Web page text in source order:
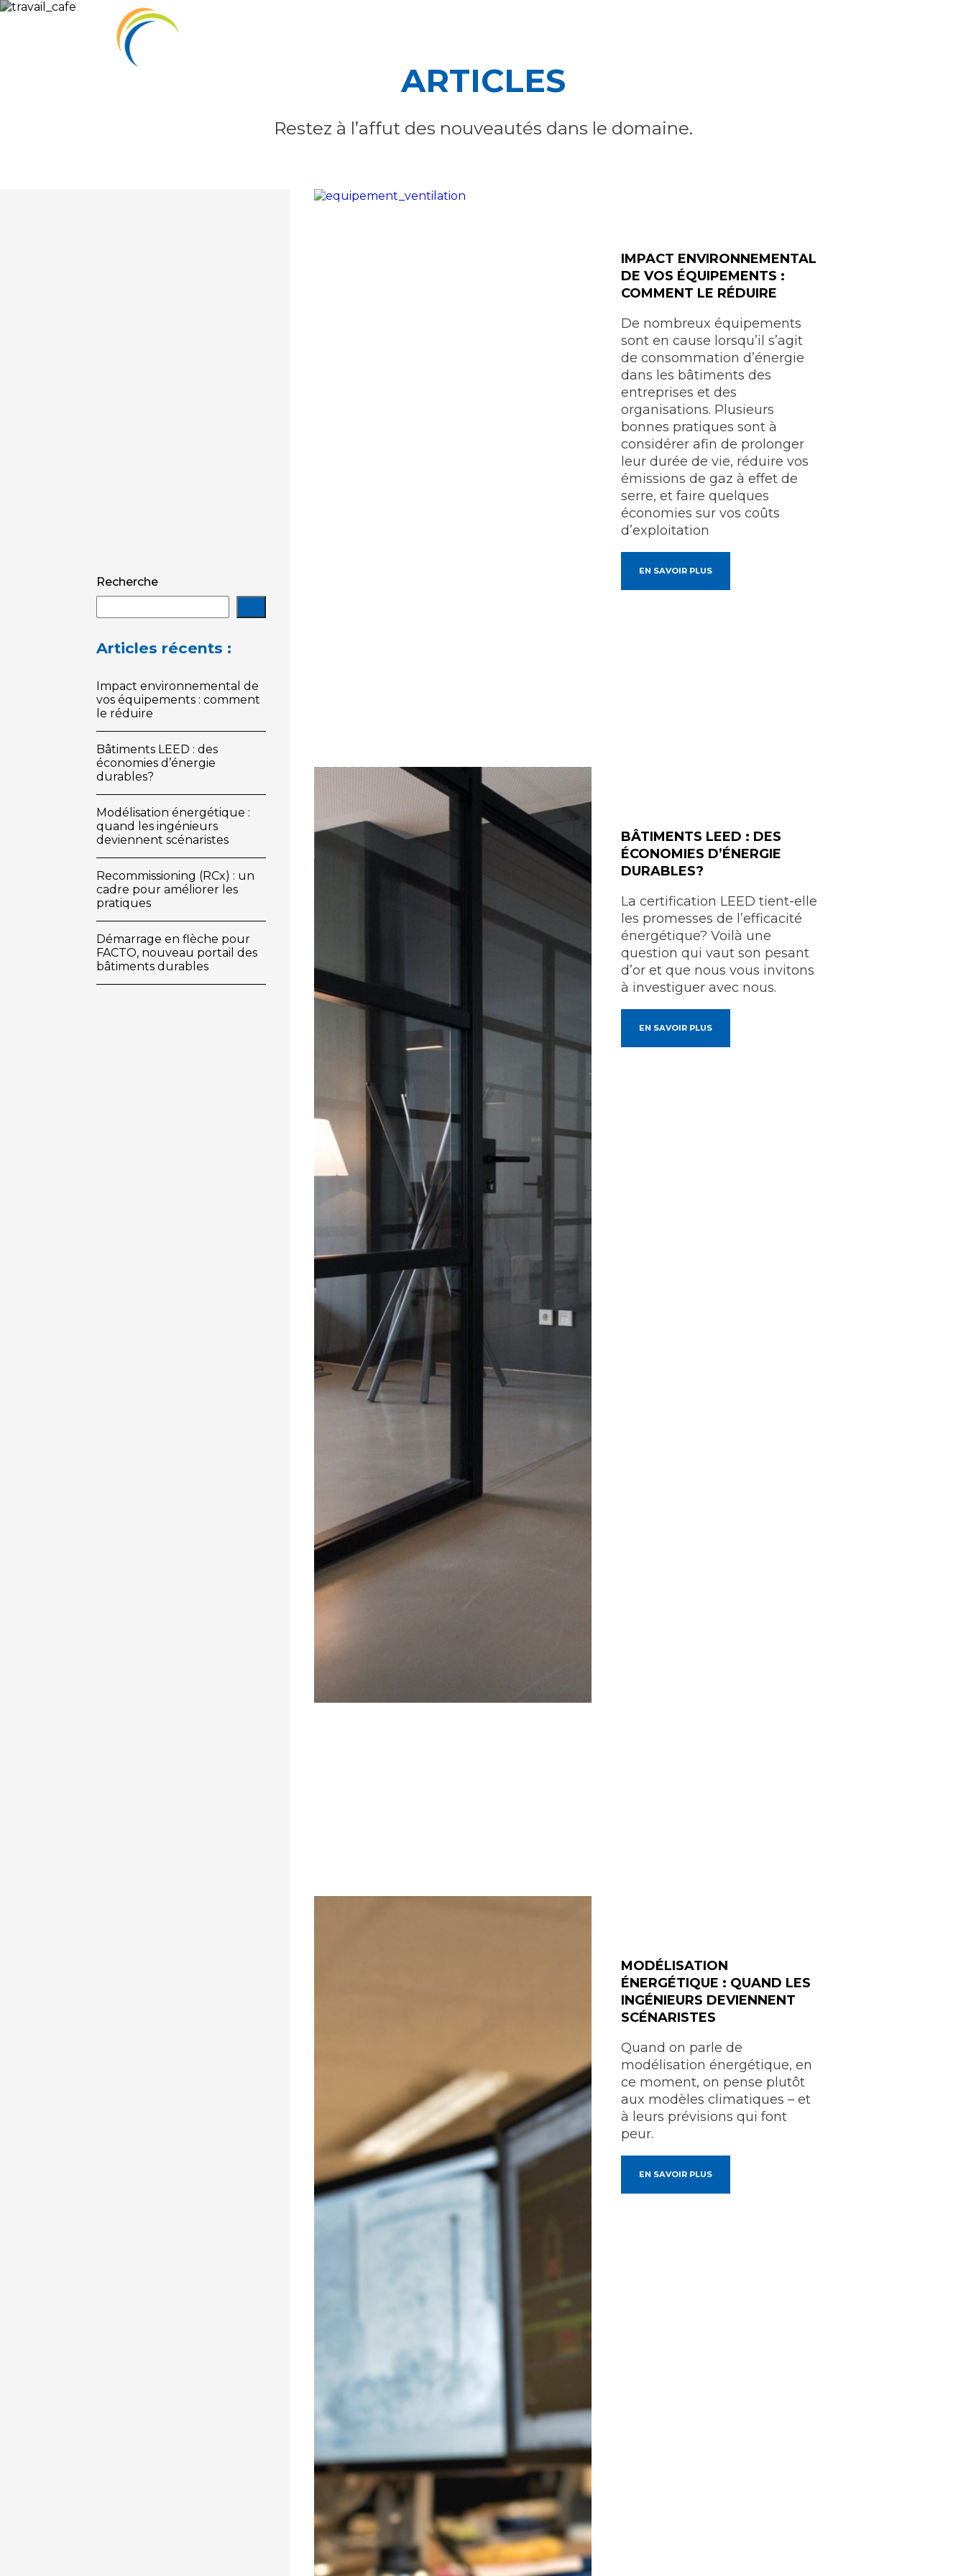
ARTICLES
Restez à l’affut des nouveautés dans le domaine.
Recherche
Articles récents :
Impact environnemental de
vos équipements : comment
le réduire
Bâtiments LEED : des
économies d’énergie
durables?
Modélisation énergétique :
quand les ingénieurs
deviennent scénaristes
Recommissioning (RCx) : un
cadre pour améliorer les
pratiques
Démarrage en flèche pour
FACTO, nouveau portail des
bâtiments durables
IMPACT ENVIRONNEMENTAL
DE VOS ÉQUIPEMENTS :
COMMENT LE RÉDUIRE
De nombreux équipements
sont en cause lorsqu’il s’agit
de consommation d’énergie
dans les bâtiments des
entreprises et des
organisations. Plusieurs
bonnes pratiques sont à
considérer afin de prolonger
leur durée de vie, réduire vos
émissions de gaz à effet de
serre, et faire quelques
économies sur vos coûts
d’exploitation
EN SAVOIR PLUS
BÂTIMENTS LEED : DES
ÉCONOMIES D’ÉNERGIE
DURABLES?
La certification LEED tient-elle
les promesses de l’efficacité
énergétique? Voilà une
question qui vaut son pesant
d’or et que nous vous invitons
à investiguer avec nous.
EN SAVOIR PLUS
MODÉLISATION
ÉNERGÉTIQUE : QUAND LES
INGÉNIEURS DEVIENNENT
SCÉNARISTES
Quand on parle de
modélisation énergétique, en
ce moment, on pense plutôt
aux modèles climatiques – et
à leurs prévisions qui font
peur.
EN SAVOIR PLUS